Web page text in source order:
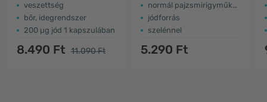
veszettség
bőr, idegrendszer
200 µg jód 1 kapszulában
8.490 Ft 11.090 Ft
normál pajzsmirigyműködés
jódforrás
szelénnel
5.290 Ft